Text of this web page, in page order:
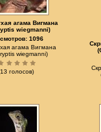
агама Вигмана
wiegmanni)
1096
агама Вигмана
wiegmanni)
голосов)